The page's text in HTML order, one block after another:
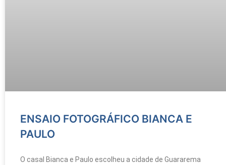
ENSAIO FOTOGRÁFICO BIANCA E
PAULO
O casal Bianca e Paulo escolheu a cidade de Guararema